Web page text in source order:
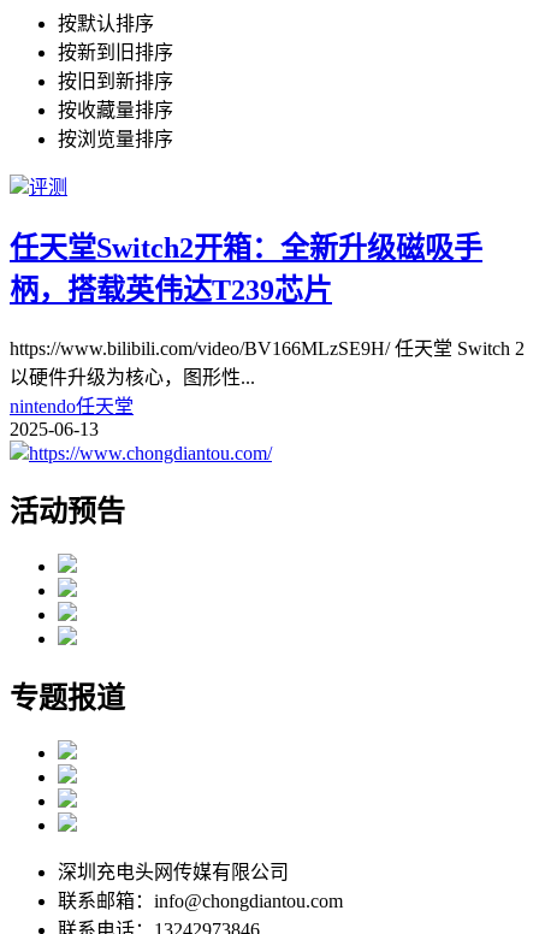
按默认排序
按新到旧排序
按旧到新排序
按收藏量排序
按浏览量排序
评测
任天堂Switch2开箱：全新升级磁吸手
柄，搭载英伟达T239芯片
https://www.bilibili.com/video/BV166MLzSE9H/ 任天堂 Switch 2
以硬件升级为核心，图形性...
nintendo任天堂
2025-06-13
https://www.chongdiantou.com/
活动预告
专题报道
深圳充电头网传媒有限公司
联系邮箱：info@chongdiantou.com